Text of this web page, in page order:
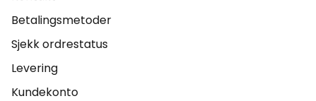
Betalingsmetoder
Sjekk ordrestatus
Levering
Kundekonto